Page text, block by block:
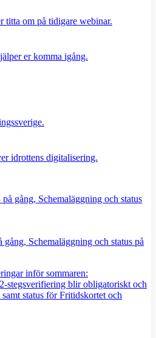
titta om på tidigare webinar.
er komma igång.
idrottens digitalisering.
Schemaläggning och status på
inför sommaren:
stegsverifiering blir obligatoriskt och
status för Fritidskortet och